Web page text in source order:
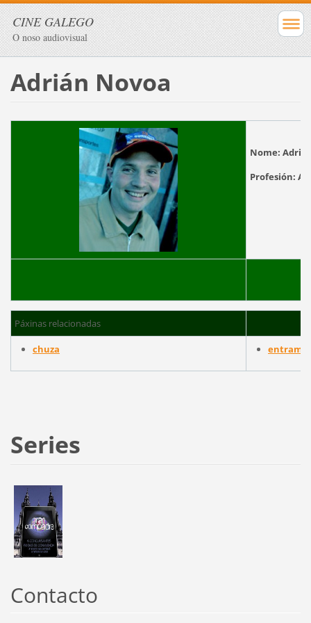
CINE GALEGO
O noso audiovisual
Adrián Novoa
Nome:
Profesión:
Páxinas relacionadas
chuza
Series
Contacto